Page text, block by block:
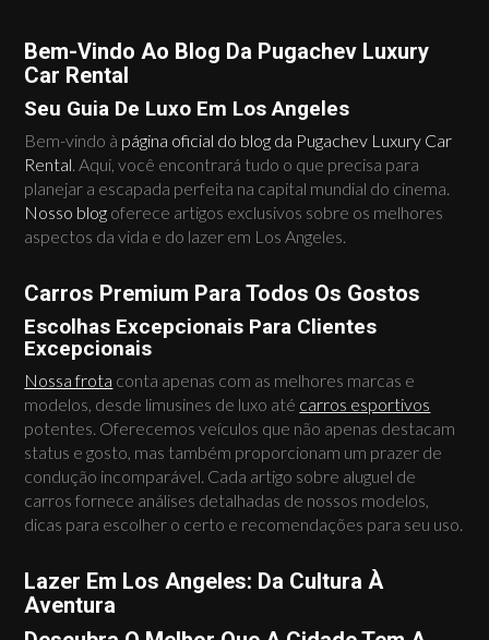
Bem-Vindo Ao Blog Da Pugachev Luxury
Car Rental
Seu Guia De Luxo Em Los Angeles
Bem-vindo à página oficial do blog da Pugachev Luxury Car
Rental. Aqui, você encontrará tudo o que precisa para
planejar a escapada perfeita na capital mundial do cinema.
Nosso blog oferece artigos exclusivos sobre os melhores
aspectos da vida e do lazer em Los Angeles.
Carros Premium Para Todos Os Gostos
Escolhas Excepcionais Para Clientes
Excepcionais
Nossa frota conta apenas com as melhores marcas e
modelos, desde limusines de luxo até carros esportivos
potentes. Oferecemos veículos que não apenas destacam
status e gosto, mas também proporcionam um prazer de
condução incomparável. Cada artigo sobre aluguel de
carros fornece análises detalhadas de nossos modelos,
dicas para escolher o certo e recomendações para seu uso.
Lazer Em Los Angeles: Da Cultura À
Aventura